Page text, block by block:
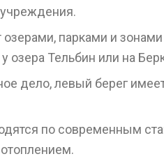
парками и
озера Тельбин или на
дело, левый берег
по современным